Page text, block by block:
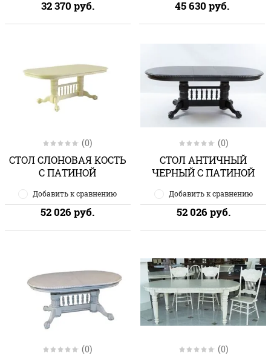
32 370 руб. 45 630 руб.
(0)
СТОЛ СЛОНОВАЯ КОСТЬ
С ПАТИНОЙ
Добавить к сравнению
52 026 руб.
(0)
СТОЛ АНТИЧНЫЙ
ЧЕРНЫЙ С ПАТИНОЙ
Добавить к сравнению
52 026 руб.
(0) (0)